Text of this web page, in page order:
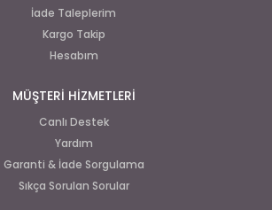
İade Taleplerim
Kargo Takip
Hesabım
MÜŞTERİ HİZMETLERİ
Canlı Destek
Yardım
Garanti & İade Sorgulama
Sıkça Sorulan Sorular